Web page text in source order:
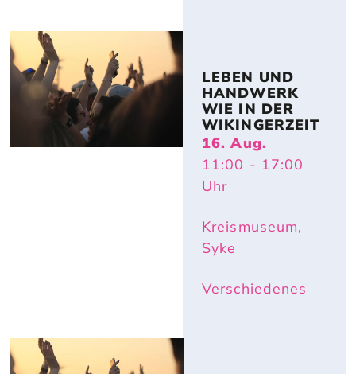
LEBEN UND
HANDWERK
WIE IN DER
WIKINGERZEIT
16. Aug.
11:00 - 17:00
Uhr
Kreismuseum,
Syke
Verschiedenes